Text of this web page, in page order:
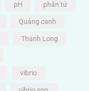
pH phân tử
Quảng canh
Thanh Long
vibrio